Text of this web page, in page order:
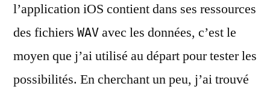
l’application iOS contient dans ses ressources
des fichiers WAV avec les données, c’est le
moyen que j’ai utilisé au départ pour tester les
possibilités. En cherchant un peu, j’ai trouvé